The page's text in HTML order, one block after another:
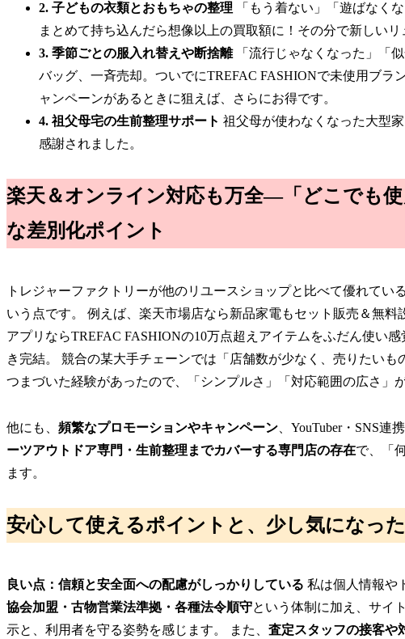
2. 子どもの衣類とおもちゃの整理 「もう着ない」「遊ばなく
まとめて持ち込んだら想像以上の買取額に！その分で新しいリ
3. 季節ごとの服入れ替えや断捨離「流行じゃなくなった」「
バッグ、一斉売却。ついでにTREFAC FASHIONで未使用ブラ
ャンペーンがあるときに狙えば、さらにお得です。
4. 祖父母宅の生前整理サポート 祖父母が使わなくなった大型
感謝されました。
楽天＆オンライン対応も万全―「どこでも
な差別化ポイント
トレジャーファクトリーが他のリユースショップと比べて優れてい
いう点です。 例えば、楽天市場店なら新品家電もセット販売＆無
アプリならTREFAC FASHIONの10万点超えアイテムをふだん使い
き完結。 競合の某大手チェーンでは「店舗数が少なく、売りたい
つまづいた経験があったので、「シンプルさ」「対応範囲の広さ」
他にも、 頻繁なプロモーションやキャンペーン 、YouTuber・SNS連
ーツアウトドア専門・生前整理までカバーする専門店の存在で、「
ます。
安心して使えるポイントと、少し気になっ
良い点：信頼と安全面への配慮がしっかりしている 私は個人情報や
協会加盟・古物営業法準拠・各種法令順守という体制に加え、サイ
示と、利用者を守る姿勢を感じます。 また、 査定スタッフの接客や